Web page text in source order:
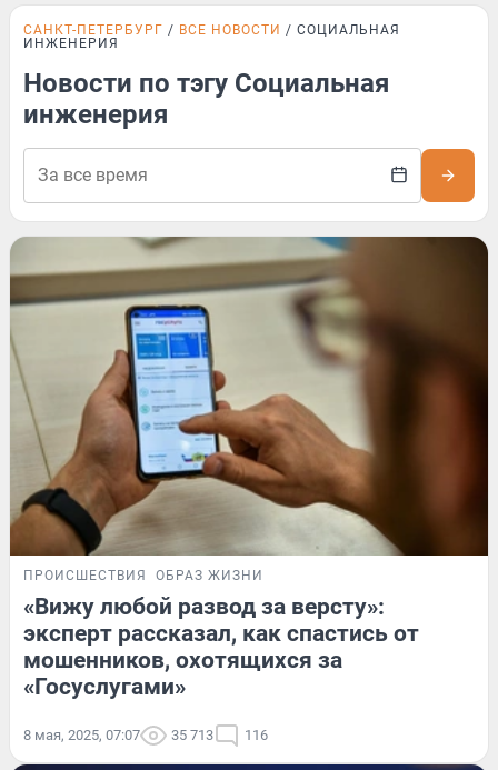
САНКТ-ПЕТЕРБУРГ ВСЕ НОВОСТИ
СОЦИАЛЬНАЯ
ИНЖЕНЕРИЯ
Новости по тэгу Социальная
инженерия
ПРОИСШЕСТВИЯ ОБРАЗ ЖИЗНИ
«Вижу любой развод за версту»:
эксперт рассказал, как спастись от
мошенников, охотящихся за
«Госуслугами»
8 мая, 2025, 07:07 35 713 116